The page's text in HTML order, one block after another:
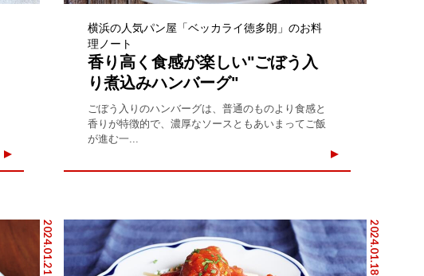
横浜の人気パン屋「ベッカライ徳多朗」のお料
理ノート
香り高く食感が楽しい"ごぼう入
り煮込みハンバーグ"
ごぼう入りのハンバーグは、普通のものより食感と
香りが特徴的で、濃厚なソースともあいまってご飯
が進む一...
2024.01.21 2024.01.18